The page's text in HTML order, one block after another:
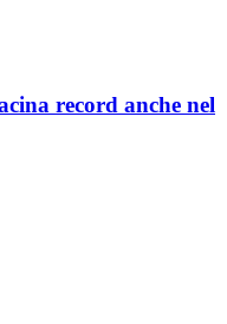
record anche nel